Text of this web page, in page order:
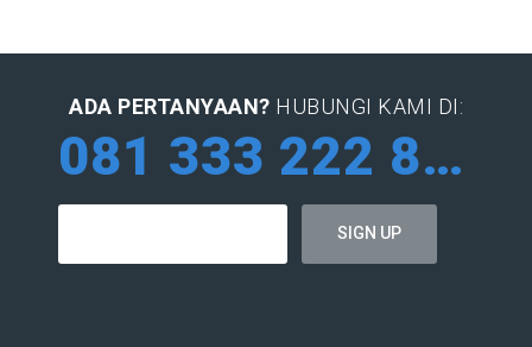
ADA PERTANYAAN? HUBUNGI KAMI DI:
081 333 222 884